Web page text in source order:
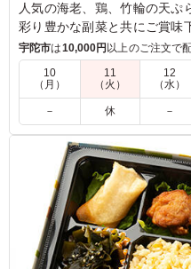
人気の海老、鶏、竹輪の天ぷ
彩り豊かな副菜と共にご賞味
4.0 南陸中分教会
煮物の味つけがしっかり
も、染み豆腐の味は、と
し味つけが濃く感じました
が、海老の天ぷらを除き
く感じたのは、少し残念
てあった鶏天？は、下味
味も無く、ただバサバサ
と総合的なバランスは、
た事は、天ぷらなので、
れば、個人的には、良かっ
宇陀市は10,000円 以上のご注文で
10
（月）
11
（火）
12
（水）
－ 休 －